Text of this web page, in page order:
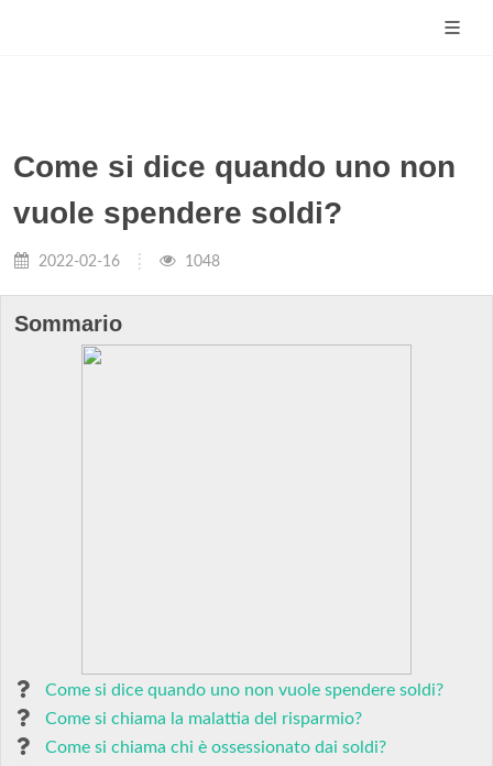
Come si dice quando uno non
vuole spendere soldi?
2022-02-16 1048
Sommario
Come si dice quando uno non vuole spendere soldi?
Come si chiama la malattia del risparmio?
Come si chiama chi è ossessionato dai soldi?